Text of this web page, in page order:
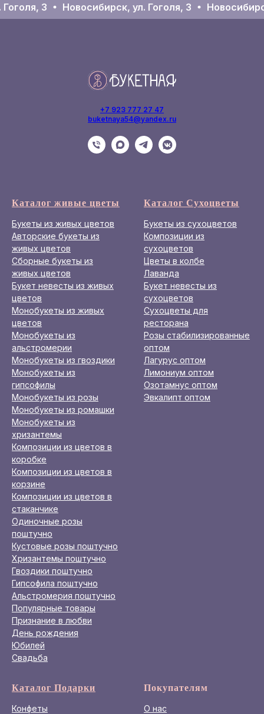
3 Новосибирск, ул. Гоголя, 3
+7 923 777 27 47
buketnaya54@yandex.ru
Каталог живые цветы
Букеты из живых цветов
Авторские букеты из
живых цветов
Сборные букеты из
живых цветов
Букет невесты из живых
цветов
Монобукеты из живых
цветов
Монобукеты из
альстромерии
Монобукеты из гвоздики
Монобукеты из
гипсофилы
Монобукеты из розы
Монобукеты из ромашки
Монобукеты из
хризантемы
Композиции из цветов в
коробке
Композиции из цветов в
корзине
Композиции из цветов в
стаканчике
Одиночные розы
поштучно
Кустовые розы поштучно
Хризантемы поштучно
Гвоздики поштучно
Гипсофила поштучно
Альстромерия поштучно
Популярные товары
Признание в любви
День рождения
Юбилей
Свадьба
Каталог Сухоцветы
Букеты из сухоцветов
Композиции из
сухоцветов
Цветы в колбе
Лаванда
Букет невесты из
сухоцветов
Сухоцветы для
ресторана
Розы стабилизированные
оптом
Лагурус оптом
Лимониум оптом
Озотамнус оптом
Эвкалипт оптом
Каталог Подарки
Конфеты
Покупателям
О нас